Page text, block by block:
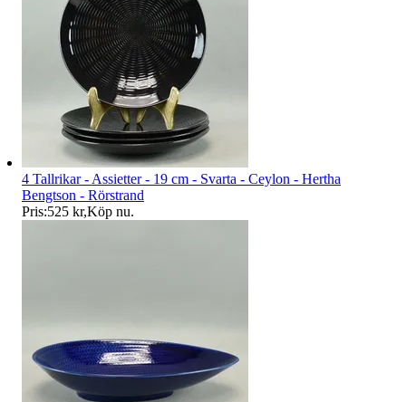
4 Tallrikar - Assietter - 19 cm - Svarta - Ceylon - Hertha
Bengtson - Rörstrand
Pris:525 kr,Köp nu.